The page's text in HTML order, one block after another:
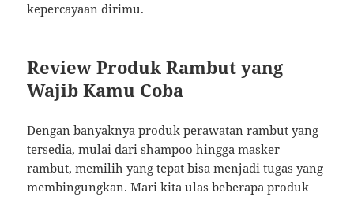
kepercayaan dirimu.
Review Produk Rambut yang
Wajib Kamu Coba
Dengan banyaknya produk perawatan rambut yang
tersedia, mulai dari shampoo hingga masker
rambut, memilih yang tepat bisa menjadi tugas yang
membingungkan. Mari kita ulas beberapa produk